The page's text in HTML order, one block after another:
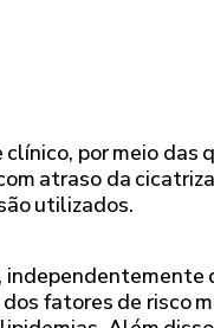
por meio
atraso da
utilizados.
fatores de risco